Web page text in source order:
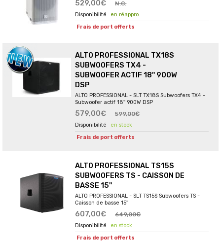
529,00€ N.C.
en réappro.
Frais de port offerts
ALTO PROFESSIONAL TX18S
SUBWOOFERS TX4 -
SUBWOOFER ACTIF 18'' 900W
DSP
ALTO PROFESSIONAL - SLT TX18S Subwoofers TX4 -
Subwoofer actif 18'' 900W DSP
579,00€ 599,00€
en stock
Frais de port offerts
ALTO PROFESSIONAL TS15S
SUBWOOFERS TS - CAISSON DE
BASSE 15''
ALTO PROFESSIONAL - SLT TS15S Subwoofers TS -
Caisson de basse 15''
607,00€ 649,00€
en stock
Frais de port offerts